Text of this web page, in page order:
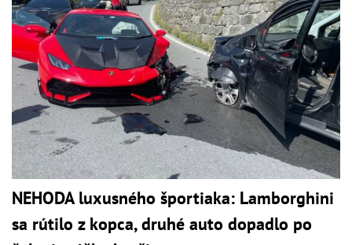
NEHODA luxusného športiaka: Lamborghini
sa rútilo z kopca, druhé auto dopadlo po